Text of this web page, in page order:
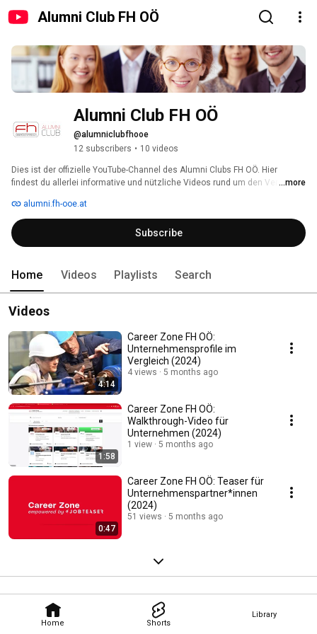
Alumni Club FH OÖ
Home Shorts
Library
Alumni Club FH OÖ
@alumniclubfhooe
12 subscribers • 10 videos
Dies ist der offizielle YouTube-Channel des Alumni Clubs FH OÖ. Hier
findest du allerlei informative und nützliche Videos rund um den Verein.
...more
alumni.fh-ooe.at
Subscribe
Home Videos Playlists Search
Videos
4:14
Career Zone FH OÖ:
Unternehmensprofile im
Vergleich (2024)
4 views 5 months ago
1:58
Career Zone FH OÖ:
Walkthrough-Video für
Unternehmen (2024)
1 view 5 months ago
0:47
Career Zone FH OÖ: Teaser für
Unternehmenspartner*innen
(2024)
51 views 5 months ago